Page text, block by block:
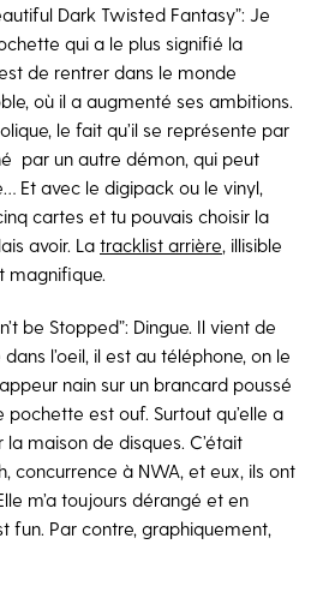
Dark Twisted Fantasy”: Je
qui a le plus signifié la
de rentrer dans le monde
où il a augmenté ses ambitions.
le fait qu’il se représente par
par un autre démon, qui peut
Et avec le digipack ou le vinyl,
cartes et tu pouvais choisir la
avoir. La tracklist arrière , illisible
magnifique.
be Stopped”: Dingue. Il vient de
l’oeil, il est au téléphone, on le
nain sur un brancard poussé
est ouf. Surtout qu’elle a
maison de disques. C’était
concurrence à NWA, et eux, ils ont
m’a toujours dérangé et en
fun. Par contre, graphiquement,